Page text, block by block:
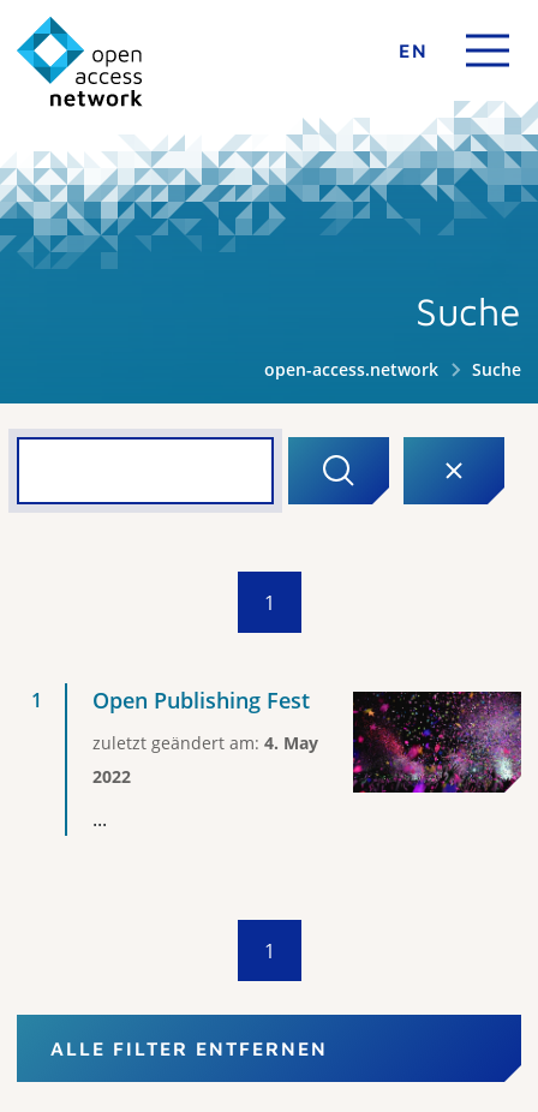
EN
Suche
open-access.network Suche
1
Open Publishing Fest
zuletzt geändert am: 4. May
2022
...
1
ALLE FILTER ENTFERNEN